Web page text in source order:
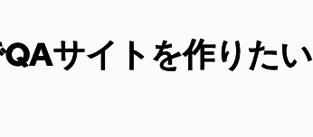
サイトを作りたい